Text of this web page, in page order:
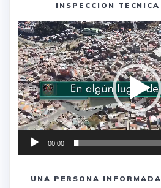
INSPECCION
de
vídeo
00:00
UNA PERSONA